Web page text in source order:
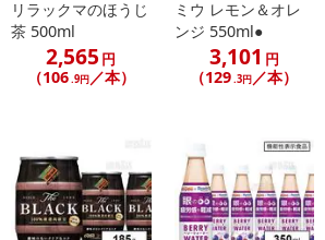
注意事項
記載されている内容を必ずご確認いただき、
にご納得いただきましたうえでお申し込みく
※パッケージ変更や商品リニューアル(成分
の掲載画像や画像内のバーコードなど、お届
リラックマのほうじ
茶 500ml
2,565 円
（106.9円／本）
ミウ レモン＆オレ
ンジ 550ml●
3,101 円
（129.3円 ／本）